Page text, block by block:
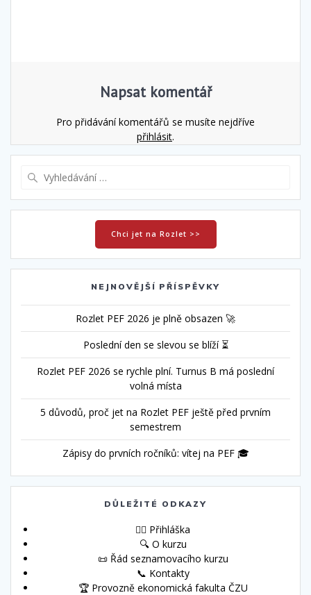
Napsat komentář
Pro přidávání komentářů se musíte nejdříve
přihlásit.
Chci jet na Rozlet >>
NEJNOVĚJŠÍ PŘÍSPĚVKY
Rozlet PEF 2026 je plně obsazen 🚀
Poslední den se slevou se blíží ⏳
Rozlet PEF 2026 se rychle plní. Turnus B má poslední
volná místa
5 důvodů, proč jet na Rozlet PEF ještě před prvním
semestrem
Zápisy do prvních ročníků: vítej na PEF 🎓
DŮLEŽITÉ ODKAZY
🙋‍♀️ Přihláška
🔍 O kurzu
📜 Řád seznamovacího kurzu
📞 Kontakty
🏆 Provozně ekonomická fakulta ČZU